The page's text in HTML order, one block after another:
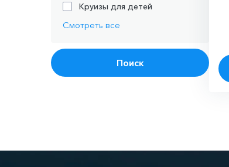
Круизы для детей
Смотреть все
Поиск